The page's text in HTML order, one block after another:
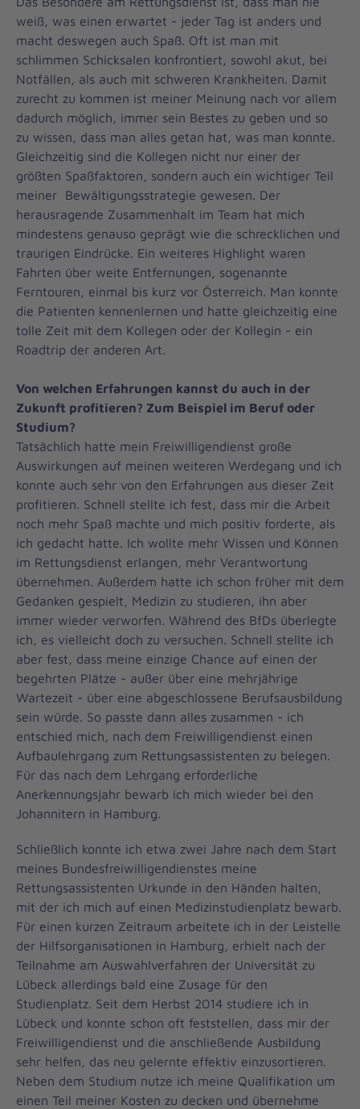
weiß, was einen erwartet - jeder Tag ist anders und
macht deswegen auch Spaß. Oft ist man mit
schlimmen Schicksalen konfrontiert, sowohl akut, bei
Notfällen, als auch mit schweren Krankheiten. Damit
zurecht zu kommen ist meiner Meinung nach vor allem
dadurch möglich, immer sein Bestes zu geben und so
zu wissen, dass man alles getan hat, was man konnte.
Gleichzeitig sind die Kollegen nicht nur einer der
größten Spaßfaktoren, sondern auch ein wichtiger Teil
meiner Bewältigungsstrategie gewesen. Der
herausragende Zusammenhalt im Team hat mich
mindestens genauso geprägt wie die schrecklichen und
traurigen Eindrücke. Ein weiteres Highlight waren
Fahrten über weite Entfernungen, sogenannte
Ferntouren, einmal bis kurz vor Österreich. Man konnte
die Patienten kennenlernen und hatte gleichzeitig eine
tolle Zeit mit dem Kollegen oder der Kollegin - ein
Roadtrip der anderen Art.
Von welchen Erfahrungen kannst du auch in der
Zukunft profitieren? Zum Beispiel im Beruf oder
Studium?
Tatsächlich hatte mein Freiwilligendienst große
Auswirkungen auf meinen weiteren Werdegang und ich
konnte auch sehr von den Erfahrungen aus dieser Zeit
profitieren. Schnell stellte ich fest, dass mir die Arbeit
noch mehr Spaß machte und mich positiv forderte, als
ich gedacht hatte. Ich wollte mehr Wissen und Können
im Rettungsdienst erlangen, mehr Verantwortung
übernehmen. Außerdem hatte ich schon früher mit dem
Gedanken gespielt, Medizin zu studieren, ihn aber
immer wieder verworfen. Während des BfDs überlegte
ich, es vielleicht doch zu versuchen. Schnell stellte ich
aber fest, dass meine einzige Chance auf einen der
begehrten Plätze - außer über eine mehrjährige
Wartezeit - über eine abgeschlossene Berufsausbildung
sein würde. So passte dann alles zusammen - ich
entschied mich, nach dem Freiwilligendienst einen
Aufbaulehrgang zum Rettungsassistenten zu belegen.
Für das nach dem Lehrgang erforderliche
Anerkennungsjahr bewarb ich mich wieder bei den
Johannitern in Hamburg.
Schließlich konnte ich etwa zwei Jahre nach dem Start
meines Bundesfreiwilligendienstes meine
Rettungsassistenten Urkunde in den Händen halten,
mit der ich mich auf einen Medizinstudienplatz bewarb.
Für einen kurzen Zeitraum arbeitete ich in der Leistelle
der Hilfsorganisationen in Hamburg, erhielt nach der
Teilnahme am Auswahlverfahren der Universität zu
Lübeck allerdings bald eine Zusage für den
Studienplatz. Seit dem Herbst 2014 studiere ich in
Lübeck und konnte schon oft feststellen, dass mir der
Freiwilligendienst und die anschließende Ausbildung
sehr helfen, das neu gelernte effektiv einzusortieren.
Neben dem Studium nutze ich meine Qualifikation um
einen Teil meiner Kosten zu decken und übernehme